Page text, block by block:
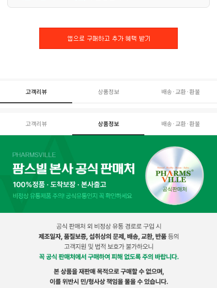
고객리뷰 상품정보 배송·교환·환불
고객리뷰 상품정보 배송·교환·환불